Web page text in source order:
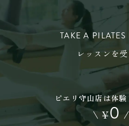
TAKE A PILATES
レッスンを
ピエリ守山店は体
\¥0 /